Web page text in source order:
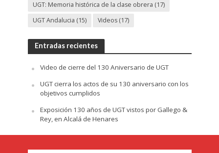
UGT: Memoria histórica de la clase obrera (17)
UGT Andalucia (15) Videos(17)
Entradas recientes
Video de cierre del 130 Aniversario de UGT
UGT cierra los actos de su 130 aniversario con los
objetivos cumplidos
Exposición 130 años de UGT vistos por Gallego &
Rey, en Alcalá de Henares